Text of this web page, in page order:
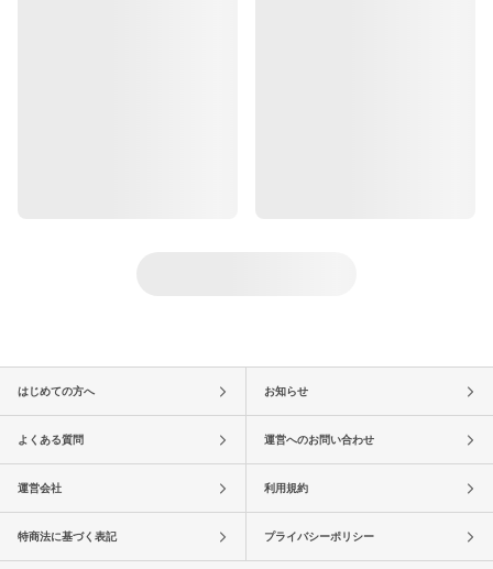
はじめての方へ お知らせ
よくある質問 運営へのお問い合わせ
運営会社 利用規約
特商法に基づく表記 プライバシーポリシー